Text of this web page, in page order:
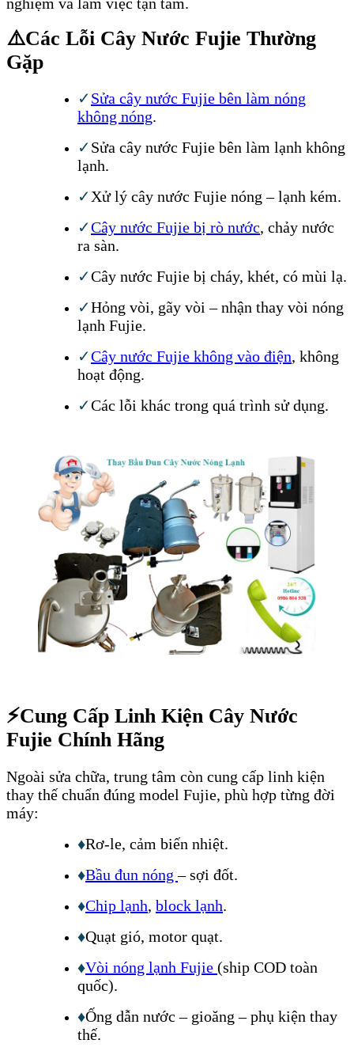
⚠️Các Lỗi Cây Nước Fujie Thường
Gặp
✓Sửa cây nước Fujie bên làm nóng
không nóng.
✓Sửa cây nước Fujie bên làm lạnh không
lạnh.
✓Xử lý cây nước Fujie nóng – lạnh kém.
✓Cây nước Fujie bị rò nước, chảy nước
ra sàn.
✓Cây nước Fujie bị cháy, khét, có mùi lạ.
✓Hỏng vòi, gãy vòi – nhận thay vòi nóng
lạnh Fujie.
✓Cây nước Fujie không vào điện, không
hoạt động.
✓Các lỗi khác trong quá trình sử dụng.
⚡Cung Cấp Linh Kiện Cây Nước
Fujie Chính Hãng
Ngoài sửa chữa, trung tâm còn cung cấp linh kiện
thay thế chuẩn đúng model Fujie, phù hợp từng đời
máy:
♦Rơ-le, cảm biến nhiệt.
♦Bầu đun nóng– sợi đốt.
♦Chip lạnh, block lạnh.
♦Quạt gió, motor quạt.
♦Vòi nóng lạnh Fujie (ship COD toàn
quốc).
♦Ống dẫn nước – gioăng – phụ kiện thay
thế.